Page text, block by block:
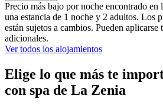
Precio más bajo por noche encontrado en
una estancia de 1 noche y 2 adultos. Los
están sujetos a cambios. Pueden
adicionales.
Ver todos los alojamientos
Elige lo que más te
con spa de La Zenia